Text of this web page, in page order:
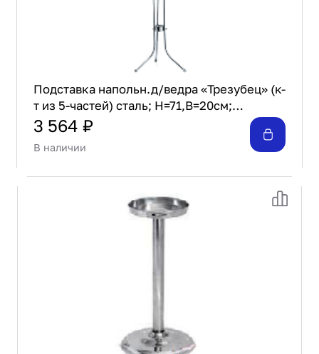
Подставка напольн.д/ведра «Трезубец» (к-
т из 5-частей) сталь; H=71,B=20см;
металлич. Prohotel WBS32
3 564 ₽
В наличии